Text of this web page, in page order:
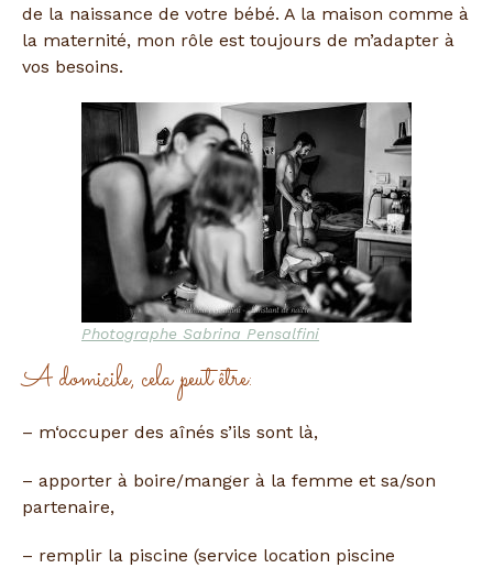
de la naissance de votre bébé. A la maison comme à
la maternité, mon rôle est toujours de m’adapter à
vos besoins.
Photographe Sabrina Pensalfini
A domicile, cela peut être:
– m‘occuper des aînés s’ils sont là,
– apporter à boire/manger à la femme et sa/son
partenaire,
– remplir la piscine (service location piscine